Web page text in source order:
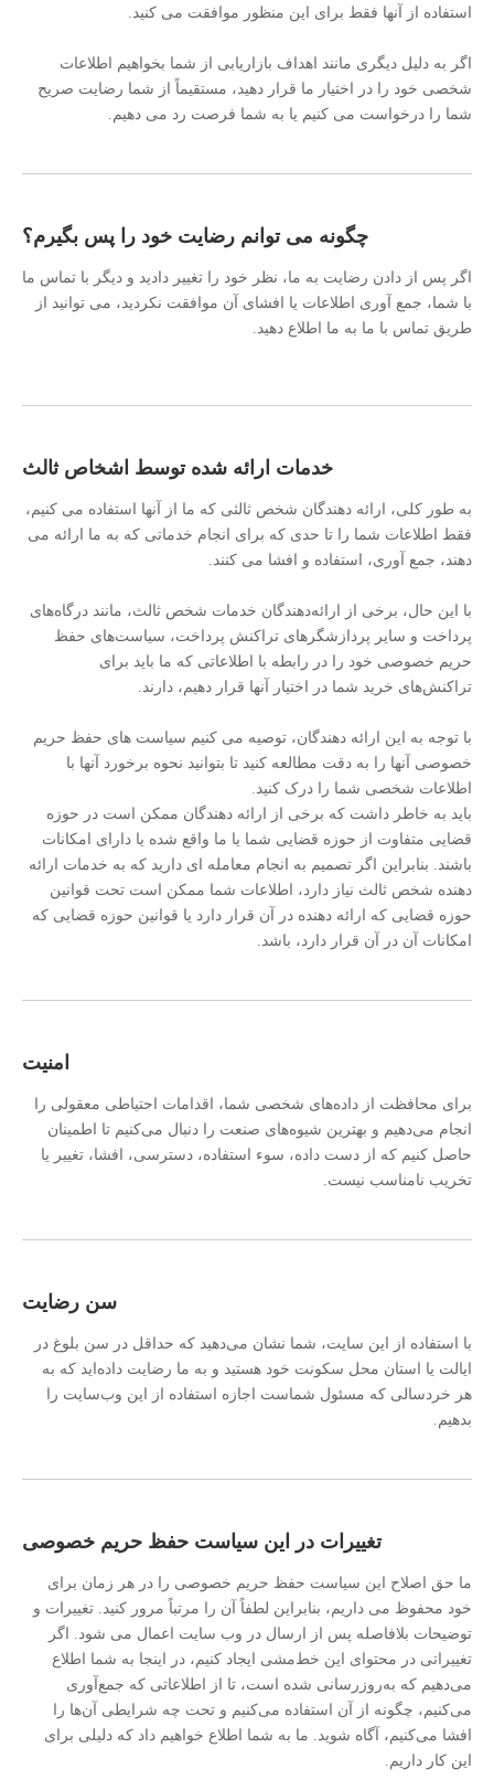
استفاده از آنها فقط برای این منظور موافقت می کنید.
اگر به دلیل دیگری مانند اهداف بازاریابی از شما بخواهیم اطلاعات
شخصی خود را در اختیار ما قرار دهید، مستقیماً از شما رضایت صریح
شما را درخواست می کنیم یا به شما فرصت رد می دهیم.
چگونه می توانم رضایت خود را پس بگیرم؟
اگر پس از دادن رضایت به ما، نظر خود را تغییر دادید و دیگر با تماس ما
با شما، جمع آوری اطلاعات یا افشای آن موافقت نکردید، می توانید از
طریق تماس با ما به ما اطلاع دهید.
خدمات ارائه شده توسط اشخاص ثالث
به طور کلی، ارائه دهندگان شخص ثالثی که ما از آنها استفاده می کنیم،
فقط اطلاعات شما را تا حدی که برای انجام خدماتی که به ما ارائه می
دهند، جمع آوری، استفاده و افشا می کنند.
با این حال، برخی از ارائه‌دهندگان خدمات شخص ثالث، مانند درگاه‌های
پرداخت و سایر پردازشگرهای تراکنش پرداخت، سیاست‌های حفظ
حریم خصوصی خود را در رابطه با اطلاعاتی که ما باید برای
تراکنش‌های خرید شما در اختیار آنها قرار دهیم، دارند.
با توجه به این ارائه دهندگان، توصیه می کنیم سیاست های حفظ حریم
خصوصی آنها را به دقت مطالعه کنید تا بتوانید نحوه برخورد آنها با
اطلاعات شخصی شما را درک کنید.
باید به خاطر داشت که برخی از ارائه دهندگان ممکن است در حوزه
قضایی متفاوت از حوزه قضایی شما یا ما واقع شده یا دارای امکانات
باشند. بنابراین اگر تصمیم به انجام معامله ای دارید که به خدمات ارائه
دهنده شخص ثالث نیاز دارد، اطلاعات شما ممکن است تحت قوانین
حوزه قضایی که ارائه دهنده در آن قرار دارد یا قوانین حوزه قضایی که
امکانات آن در آن قرار دارد، باشد.
امنیت
برای محافظت از داده‌های شخصی شما، اقدامات احتیاطی معقولی را
انجام می‌دهیم و بهترین شیوه‌های صنعت را دنبال می‌کنیم تا اطمینان
حاصل کنیم که از دست داده، سوء استفاده، دسترسی، افشا، تغییر یا
تخریب نامناسب نیست.
سن رضایت
با استفاده از این سایت، شما نشان می‌دهید که حداقل در سن بلوغ در
ایالت یا استان محل سکونت خود هستید و به ما رضایت داده‌اید که به
هر خردسالی که مسئول شماست اجازه استفاده از این وب‌سایت را
بدهیم.
تغییرات در این سیاست حفظ حریم خصوصی
ما حق اصلاح این سیاست حفظ حریم خصوصی را در هر زمان برای
خود محفوظ می داریم، بنابراین لطفاً آن را مرتباً مرور کنید. تغییرات و
توضیحات بلافاصله پس از ارسال در وب سایت اعمال می شود. اگر
تغییراتی در محتوای این خط‌مشی ایجاد کنیم، در اینجا به شما اطلاع
می‌دهیم که به‌روزرسانی شده است، تا از اطلاعاتی که جمع‌آوری
می‌کنیم، چگونه از آن استفاده می‌کنیم و تحت چه شرایطی آن‌ها را
افشا می‌کنیم، آگاه شوید. ما به شما اطلاع خواهیم داد که دلیلی برای
این کار داریم.